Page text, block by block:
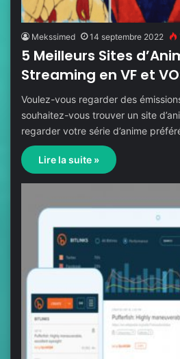
Mekssimed 14 septembre 2022
5 Meilleurs Sites
Streaming en VF et
Voulez-vous regarder des
souhaitez-vous trouver un site
regarder votre série d’anime
Lire la suite »